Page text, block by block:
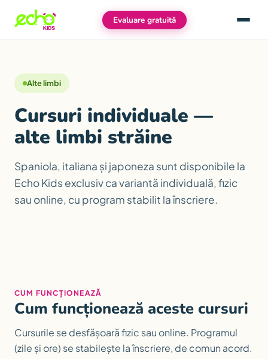
Evaluare gratuită Meniu
Alte limbi
Cursuri individuale —
alte limbi străine
Spaniola, italiana și japoneza sunt disponibile la
Echo Kids exclusiv ca variantă individuală, fizic
sau online, cu program stabilit la înscriere.
CUM FUNCȚIONEAZĂ
Cum funcționează aceste cursuri
Cursurile se desfășoară fizic sau online. Programul
(zile și ore) se stabilește la înscriere, de comun acord.